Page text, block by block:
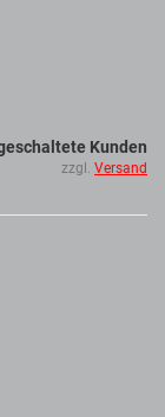
Kunden
zzgl. Versand